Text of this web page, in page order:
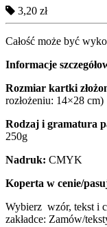
3,20 zł
Całość może być
Informacje
Rozmiar kartki
rozłożeniu: 14×28 cm)
Rodzaj i gramatura
250g
Nadruk: CMYK
Koperta w cenie/
Wybierz wzór, tekst i
zakładce: Zamów/